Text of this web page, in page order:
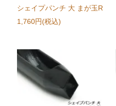
シェイプパンチ 大 まが玉R
1,760円(税込)